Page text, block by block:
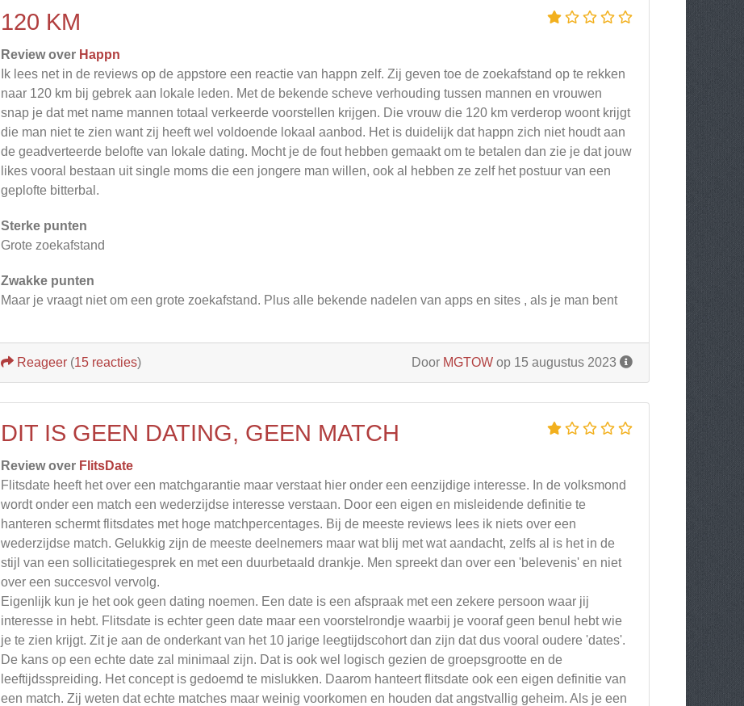
120 KM
Review over Happn
Ik lees net in de reviews op de appstore een reactie van happn zelf. Zij geven toe de zoekafstand op te rekken
naar 120 km bij gebrek aan lokale leden. Met de bekende scheve verhouding tussen mannen en vrouwen
snap je dat met name mannen totaal verkeerde voorstellen krijgen. Die vrouw die 120 km verderop woont krijgt
die man niet te zien want zij heeft wel voldoende lokaal aanbod. Het is duidelijk dat happn zich niet houdt aan
de geadverteerde belofte van lokale dating. Mocht je de fout hebben gemaakt om te betalen dan zie je dat jouw
likes vooral bestaan uit single moms die een jongere man willen, ook al hebben ze zelf het postuur van een
geplofte bitterbal.
Sterke punten
Grote zoekafstand
Zwakke punten
Maar je vraagt niet om een grote zoekafstand. Plus alle bekende nadelen van apps en sites , als je man bent
Door MGTOW op 15 augustus 2023
Reageer (15 reacties)
DIT IS GEEN DATING, GEEN MATCH
Review over FlitsDate
Flitsdate heeft het over een matchgarantie maar verstaat hier onder een eenzijdige interesse. In de volksmond
wordt onder een match een wederzijdse interesse verstaan. Door een eigen en misleidende definitie te
hanteren schermt flitsdates met hoge matchpercentages. Bij de meeste reviews lees ik niets over een
wederzijdse match. Gelukkig zijn de meeste deelnemers maar wat blij met wat aandacht, zelfs al is het in de
stijl van een sollicitatiegesprek en met een duurbetaald drankje. Men spreekt dan over een 'belevenis' en niet
over een succesvol vervolg.
Eigenlijk kun je het ook geen dating noemen. Een date is een afspraak met een zekere persoon waar jij
interesse in hebt. Flitsdate is echter geen date maar een voorstelrondje waarbij je vooraf geen benul hebt wie
je te zien krijgt. Zit je aan de onderkant van het 10 jarige leegtijdscohort dan zijn dat dus vooral oudere 'dates'.
De kans op een echte date zal minimaal zijn. Dat is ook wel logisch gezien de groepsgrootte en de
leeftijdsspreiding. Het concept is gedoemd te mislukken. Daarom hanteert flitsdate ook een eigen definitie van
een match. Zij weten dat echte matches maar weinig voorkomen en houden dat angstvallig geheim. Als je een